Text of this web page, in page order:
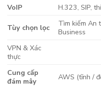
VoIP
H.323, SIP,
Tùy chọn lọc
Tìm kiếm An
Business
VPN & Xác
thực
Cung cấp
đám mây
AWS (tĩnh /